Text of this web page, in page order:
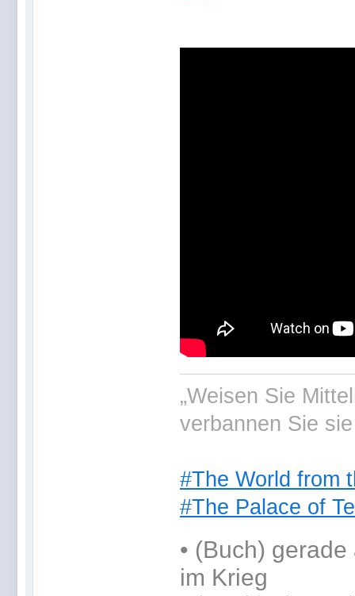
„Weisen Sie
verbannen Sie
#The World from
#The Palace of
• (Buch) gerade
im Krieg